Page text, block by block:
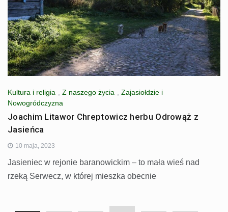
Kultura i religia Z naszego życia
Zajasiołdzie i
Nowogródczyzna
Joachim Litawor Chreptowicz herbu Odrowąż z
Jasieńca
10 maja, 2023
Jasieniec w rejonie baranowickim – to mała wieś nad
rzeką Serwecz, w której mieszka obecnie